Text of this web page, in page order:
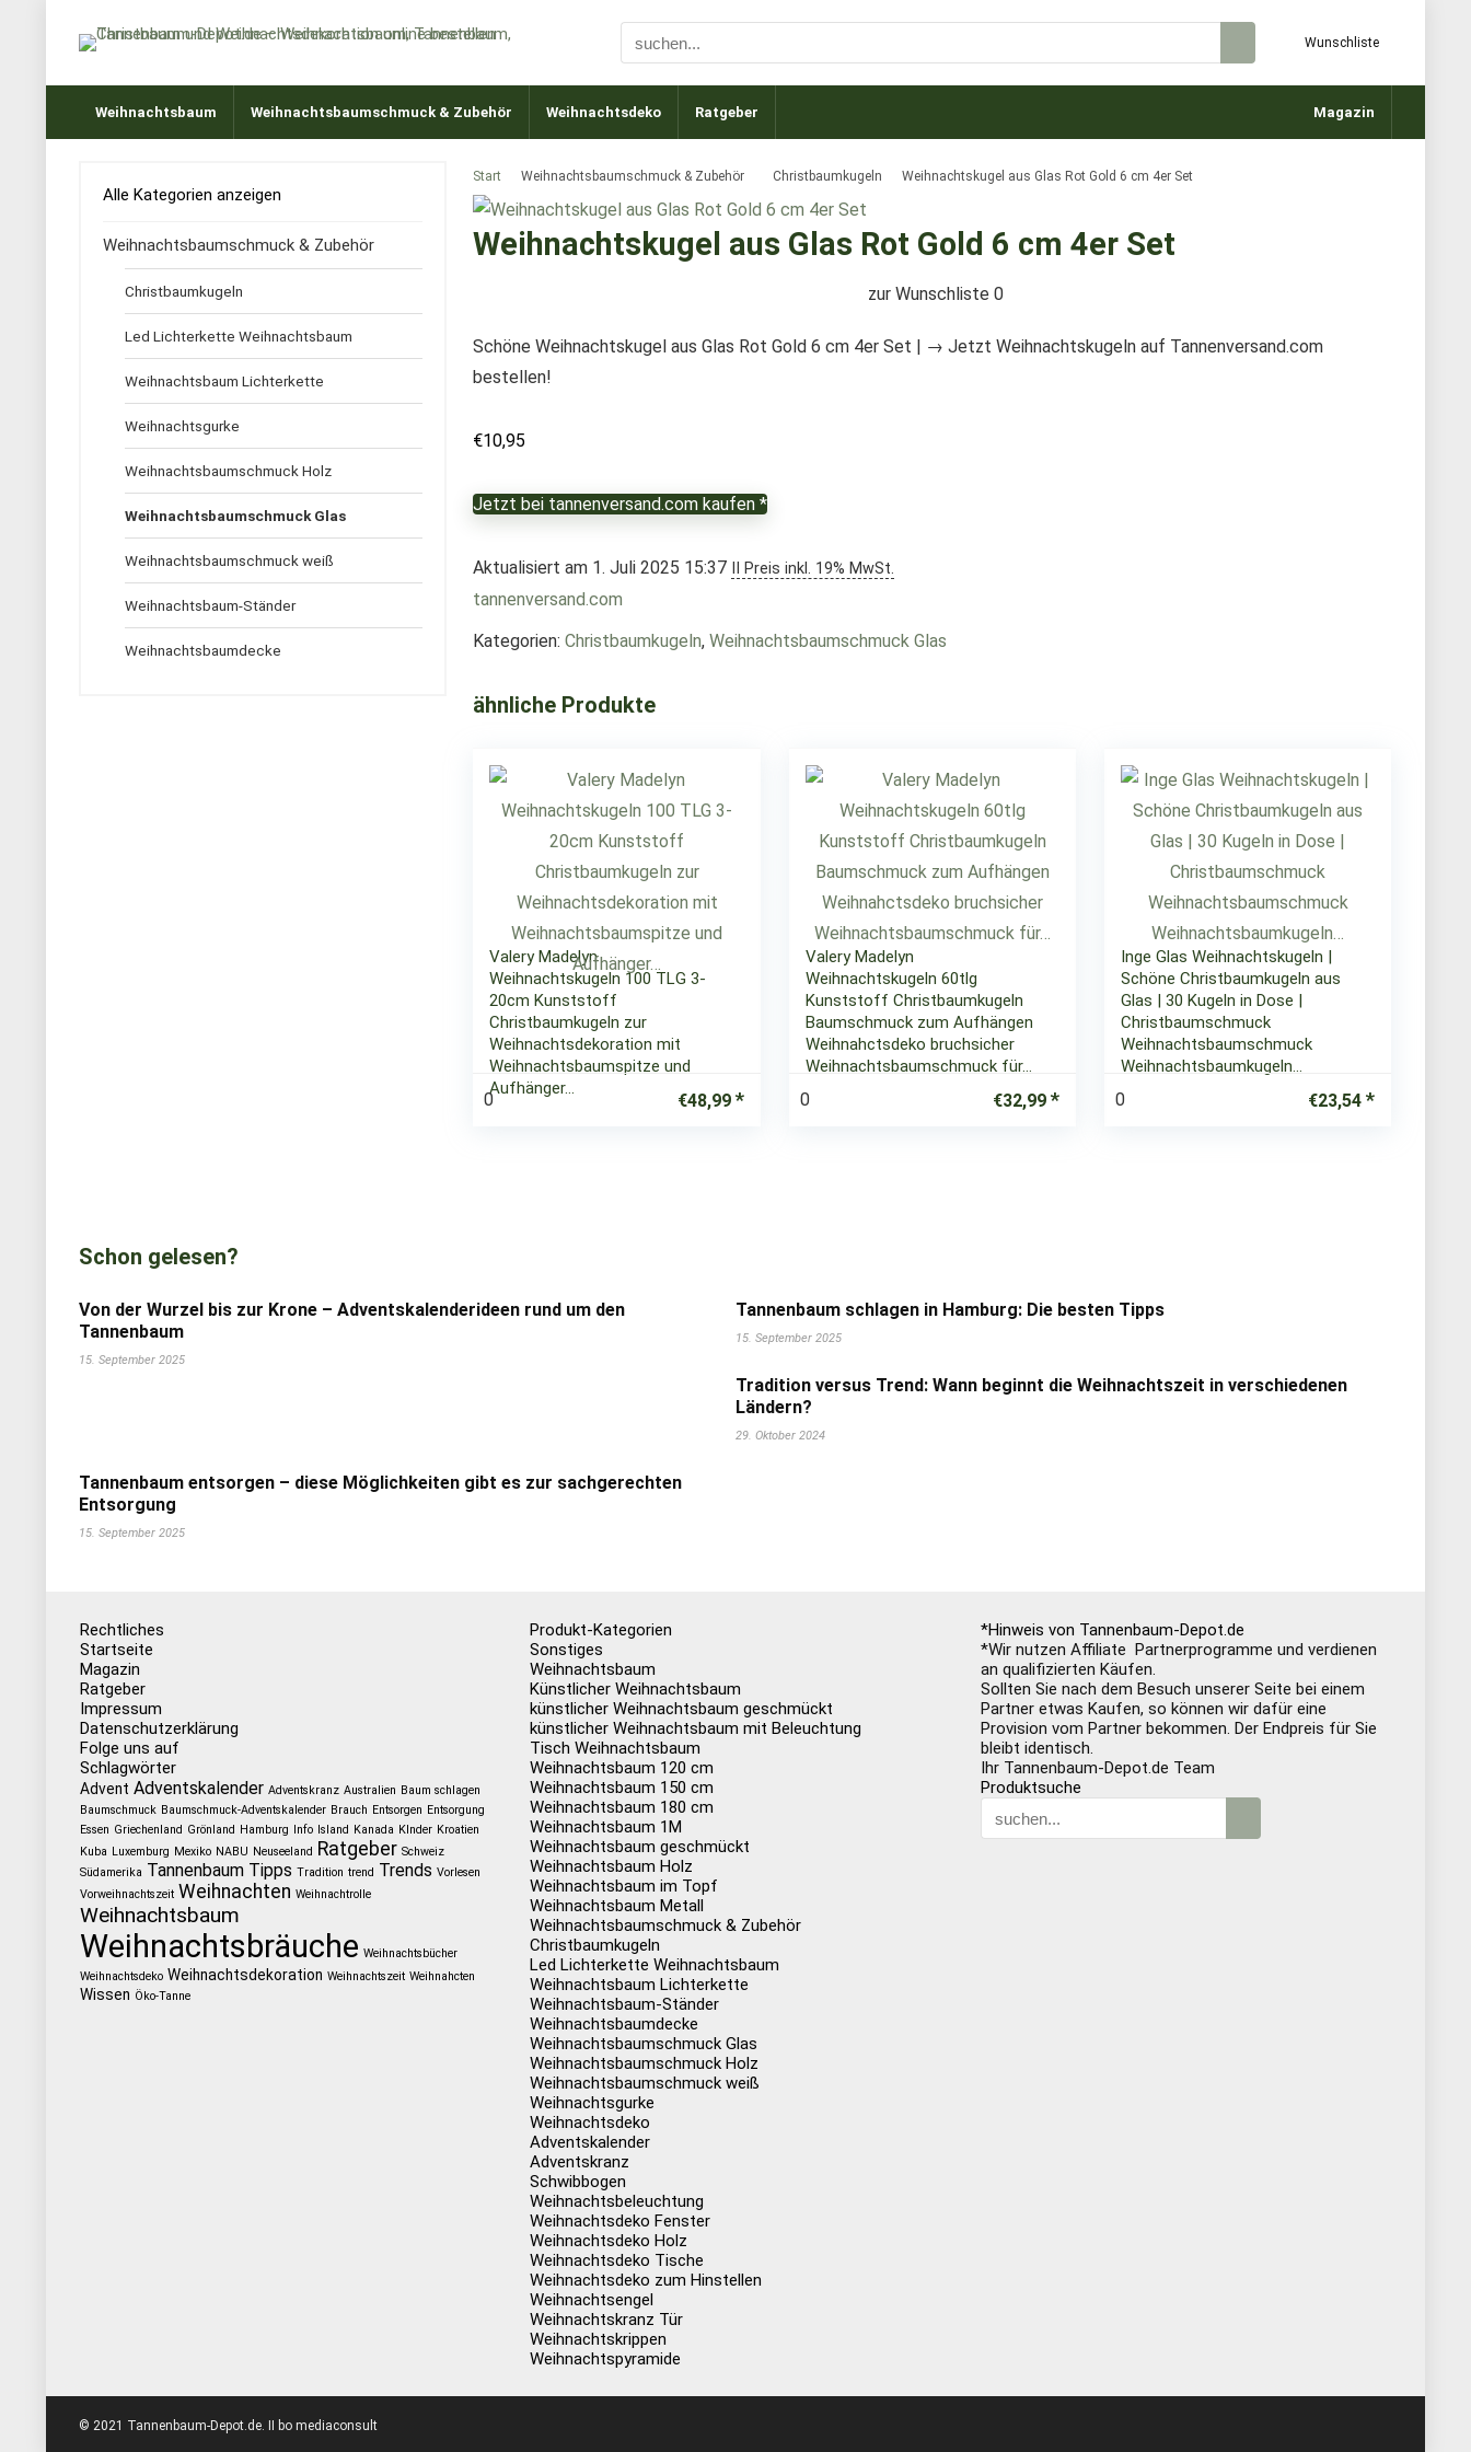
Wunschliste
Weihnachtsbaum Weihnachtsbaumschmuck & Zubehör Weihnachtsdeko Ratgeber Magazin
Start Weihnachtsbaumschmuck & Zubehör Christbaumkugeln Weihnachtskugel aus Glas Rot Gold 6 cm 4er Set
Weihnachtskugel aus Glas Rot Gold 6 cm 4er Set
zur Wunschliste 0
Schöne Weihnachtskugel aus Glas Rot Gold 6 cm 4er Set | → Jetzt Weihnachtskugeln auf Tannenversand.com
bestellen!
€10,95
Jetzt bei tannenversand.com kaufen *
Aktualisiert am 1. Juli 2025 15:37 II Preis inkl. 19% MwSt.
tannenversand.com
Kategorien: Christbaumkugeln, Weihnachtsbaumschmuck Glas
ähnliche Produkte
Valery Madelyn
Weihnachtskugeln 100 TLG 3-
20cm Kunststoff
Christbaumkugeln zur
Weihnachtsdekoration mit
Weihnachtsbaumspitze und
Aufhänger…
0 €48,99
Valery Madelyn
Weihnachtskugeln 60tlg
Kunststoff Christbaumkugeln
Baumschmuck zum Aufhängen
Weihnahctsdeko bruchsicher
Weihnachtsbaumschmuck für…
0 €32,99
Inge Glas Weihnachtskugeln |
Schöne Christbaumkugeln aus
Glas | 30 Kugeln in Dose |
Christbaumschmuck
Weihnachtsbaumschmuck
Weihnachtsbaumkugeln…
0 €23,54
Alle Kategorien anzeigen
Weihnachtsbaumschmuck & Zubehör
Christbaumkugeln
Led Lichterkette Weihnachtsbaum
Weihnachtsbaum Lichterkette
Weihnachtsgurke
Weihnachtsbaumschmuck Holz
Weihnachtsbaumschmuck Glas
Weihnachtsbaumschmuck weiß
Weihnachtsbaum-Ständer
Weihnachtsbaumdecke
Schon gelesen?
Von der Wurzel bis zur Krone – Adventskalenderideen rund um den
Tannenbaum
15. September 2025
Tannenbaum schlagen in Hamburg: Die besten Tipps
15. September 2025
Tradition versus Trend: Wann beginnt die Weihnachtszeit in verschiedenen
Ländern?
29. Oktober 2024
Tannenbaum entsorgen – diese Möglichkeiten gibt es zur sachgerechten
Entsorgung
15. September 2025
Rechtliches
Startseite
Magazin
Ratgeber
Impressum
Datenschutzerklärung
Folge uns auf
Schlagwörter
Advent Adventskalender Adventskranz Australien Baum schlagen
Baumschmuck Baumschmuck-Adventskalender Brauch Entsorgen Entsorgung
Essen Griechenland Grönland Hamburg Info Island Kanada KInder Kroatien
Kuba Luxemburg Mexiko NABU Neuseeland Ratgeber Schweiz
Südamerika Tannenbaum Tipps Tradition trend Trends Vorlesen
Vorweihnachtszeit Weihnachten Weihnachtrolle
Weihnachtsbaum
Weihnachtsbräuche Weihnachtsbücher
Weihnachtsdeko Weihnachtsdekoration Weihnachtszeit Weihnahcten
Wissen Öko-Tanne
Produkt-Kategorien
Sonstiges
Weihnachtsbaum
Künstlicher Weihnachtsbaum
künstlicher Weihnachtsbaum geschmückt
künstlicher Weihnachtsbaum mit Beleuchtung
Tisch Weihnachtsbaum
Weihnachtsbaum 120 cm
Weihnachtsbaum 150 cm
Weihnachtsbaum 180 cm
Weihnachtsbaum 1M
Weihnachtsbaum geschmückt
Weihnachtsbaum Holz
Weihnachtsbaum im Topf
Weihnachtsbaum Metall
Weihnachtsbaumschmuck & Zubehör
Christbaumkugeln
Led Lichterkette Weihnachtsbaum
Weihnachtsbaum Lichterkette
Weihnachtsbaum-Ständer
Weihnachtsbaumdecke
Weihnachtsbaumschmuck Glas
Weihnachtsbaumschmuck Holz
Weihnachtsbaumschmuck weiß
Weihnachtsgurke
Weihnachtsdeko
Adventskalender
Adventskranz
Schwibbogen
Weihnachtsbeleuchtung
Weihnachtsdeko Fenster
Weihnachtsdeko Holz
Weihnachtsdeko Tische
Weihnachtsdeko zum Hinstellen
Weihnachtsengel
Weihnachtskranz Tür
Weihnachtskrippen
Weihnachtspyramide
*Hinweis von Tannenbaum-Depot.de
*Wir nutzen Affiliate Partnerprogramme und verdienen
an qualifizierten Käufen.
Sollten Sie nach dem Besuch unserer Seite bei einem
Partner etwas Kaufen, so können wir dafür eine
Provision vom Partner bekommen. Der Endpreis für Sie
bleibt identisch.
Ihr Tannenbaum-Depot.de Team
Produktsuche
© 2021 Tannenbaum-Depot.de. II bo mediaconsult